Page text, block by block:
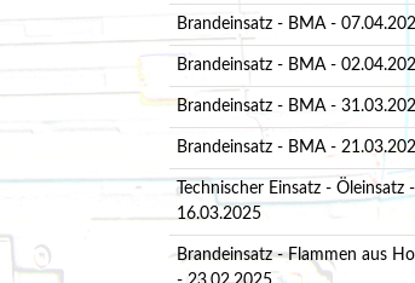
Brandeinsatz - BMA -
Brandeinsatz - BMA -
Brandeinsatz - BMA -
Brandeinsatz - BMA -
Technischer Einsatz - Öleinsatz -
16.03.2025
Brandeinsatz - Flammen aus